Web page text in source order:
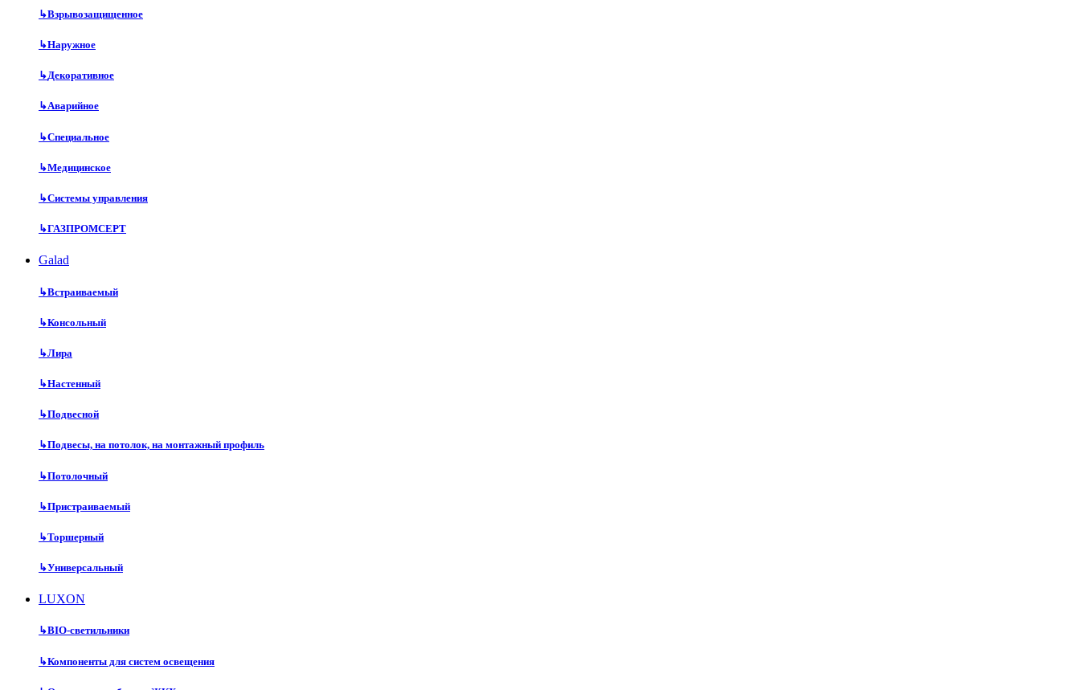
↳Взрывозащищенное
↳Наружное
↳Декоративное
↳Аварийное
↳Специальное
↳Медицинское
↳Системы управления
↳ГАЗПРОМСЕРТ
Galad
↳Встраиваемый
↳Консольный
↳Лира
↳Настенный
↳Подвесной
↳Подвесы, на потолок, на монтажный профиль
↳Потолочный
↳Пристраиваемый
↳Торшерный
↳Универсальный
LUXON
↳BIO-светильники
↳Компоненты для систем освещения